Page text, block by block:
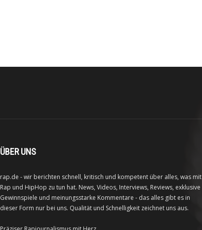
ÜBER UNS
rap.de - wir berichten schnell, kritisch und kompetent über alles, was mit
Rap und HipHop zu tun hat. News, Videos, Interviews, Reviews, exklusive
Gewinnspiele und meinungsstarke Kommentare - das alles gibt es in
dieser Form nur bei uns. Qualität und Schnelligkeit zeichnet uns aus.